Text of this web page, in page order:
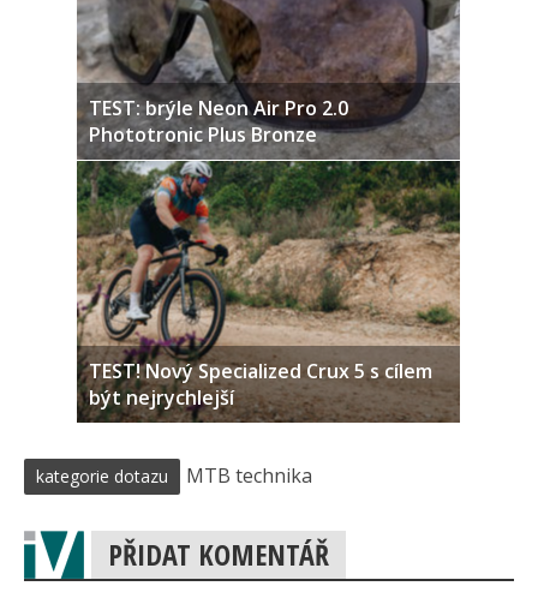
TEST: brýle Neon Air Pro 2.0
Phototronic Plus Bronze
TEST! Nový Specialized Crux 5 s cílem
být nejrychlejší
kategorie dotazu MTB technika
PŘIDAT KOMENTÁŘ